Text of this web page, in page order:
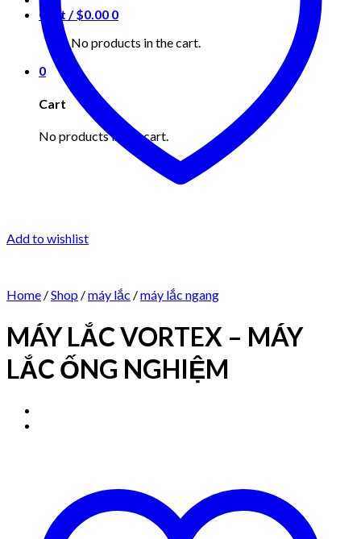
Cart /$0.00 0
No products in the cart.
0
Cart
No products in the cart.
Add to wishlist
Home /Shop /máy lắc /máy lắc ngang
MÁY LẮC VORTEX – MÁY
LẮC ỐNG NGHIỆM